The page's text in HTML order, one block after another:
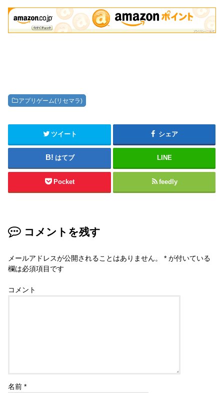
アプリゲーム(リセマラ)
ツイート シェア
はてブ LINE
Pocket feedly
コメントを残す
メールアドレスが公開されることはありません。 * が付いている
欄は必須項目です
コメント
名前*